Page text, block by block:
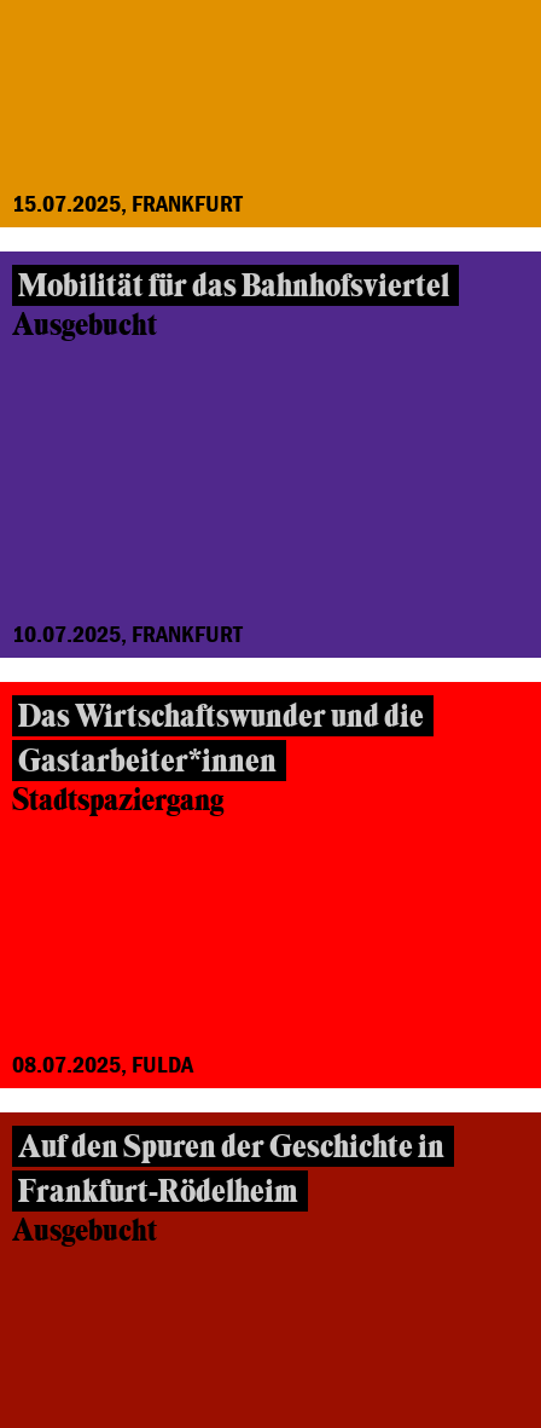
15.07.2025, FRANKFURT
Mobilität für das Bahnhofsviertel
Ausgebucht
10.07.2025, FRANKFURT
Das Wirtschaftswunder und die
Gastarbeiter*innen
Stadtspaziergang
08.07.2025, FULDA
Auf den Spuren der Geschichte in
Frankfurt-Rödelheim
Ausgebucht